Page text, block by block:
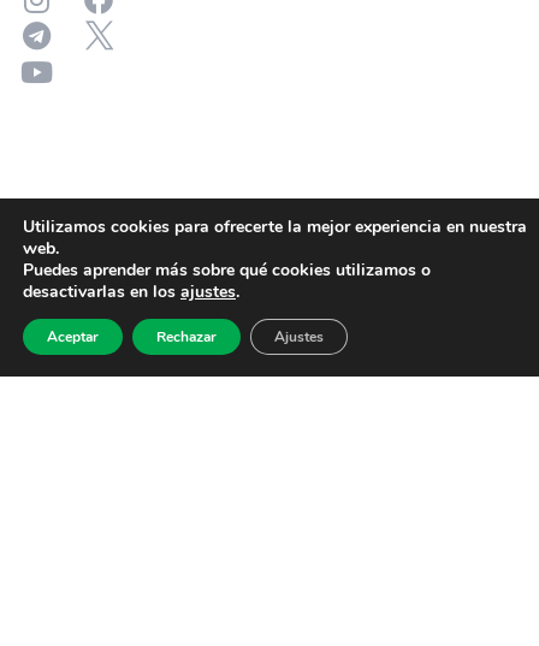
Utilizamos cookies para ofrecerte la mejor experiencia en nuestra
web.
Puedes aprender más sobre qué cookies utilizamos o
desactivarlas en los ajustes.
Aceptar Rechazar Ajustes